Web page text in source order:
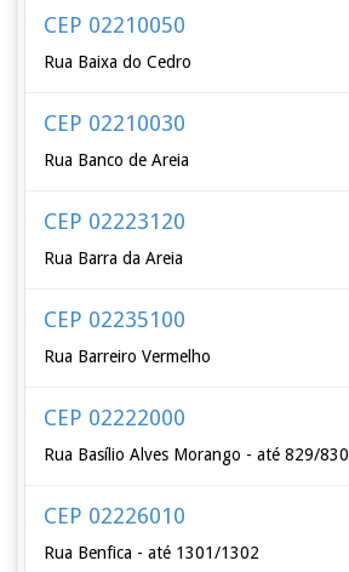
CEP 02210050
Rua Baixa do Cedro
CEP 02210030
Rua Banco de Areia
CEP 02223120
Rua Barra da Areia
CEP 02235100
Rua Barreiro Vermelho
CEP 02222000
Rua Basílio Alves Morango - até 829/830
CEP 02226010
Rua Benfica - até 1301/1302